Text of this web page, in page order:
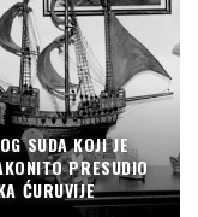
SUDA KOJI JE
PRESUDIO
ĆURUVIJE